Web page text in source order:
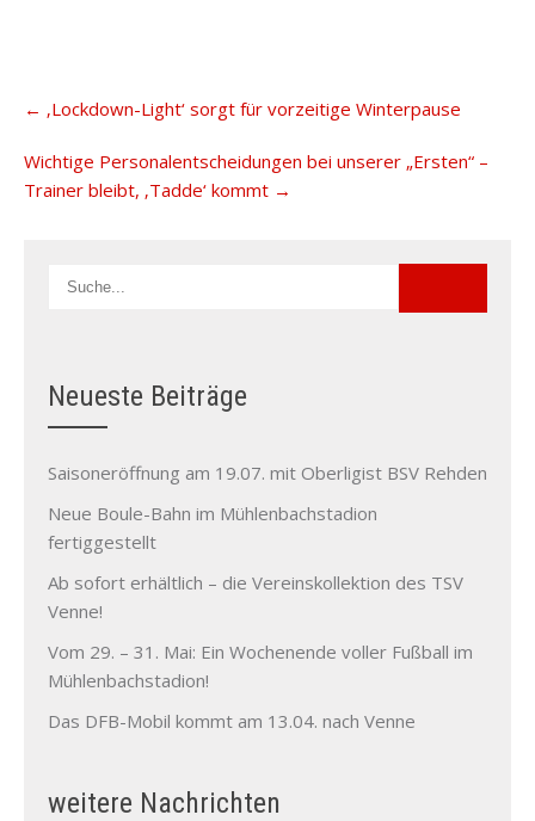
navigation
← ‚Lockdown-Light‘ sorgt für vorzeitige Winterpause
Wichtige Personalentscheidungen bei unserer „Ersten“ –
Trainer bleibt, ‚Tadde‘ kommt →
Neueste Beiträge
Saisoneröffnung am 19.07. mit Oberligist BSV Rehden
Neue Boule-Bahn im Mühlenbachstadion
fertiggestellt
Ab sofort erhältlich – die Vereinskollektion des TSV
Venne!
Vom 29. – 31. Mai: Ein Wochenende voller Fußball im
Mühlenbachstadion!
Das DFB-Mobil kommt am 13.04. nach Venne
weitere Nachrichten